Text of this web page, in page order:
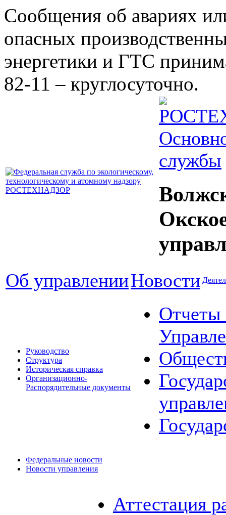
Сообщения об авариях
опасных
энергетики и ГТС
82-11 – круглосуточно.
службы
Об управленииНовости
Руководство
Структура
Историческая справка
Организационно-
Распорядительные документы
Отчеты
Федеральные новости
Новости управления
Аттестация